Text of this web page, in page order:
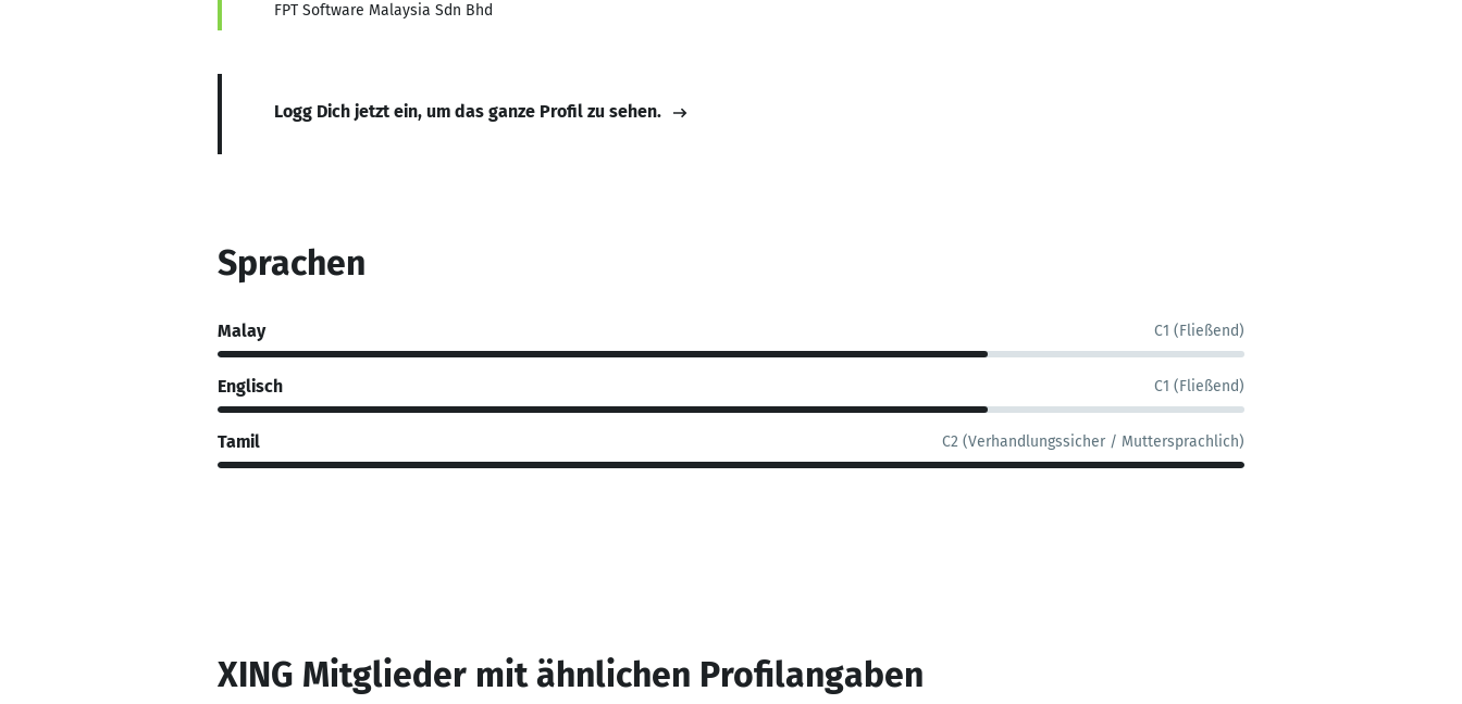
FPT Software Malaysia Sdn Bhd
Logg Dich jetzt ein, um das ganze Profil zu sehen.
Sprachen
Malay C1 (Fließend)
Englisch C1 (Fließend)
Tamil C2 (Verhandlungssicher / Muttersprachlich)
XING Mitglieder mit ähnlichen Profilangaben